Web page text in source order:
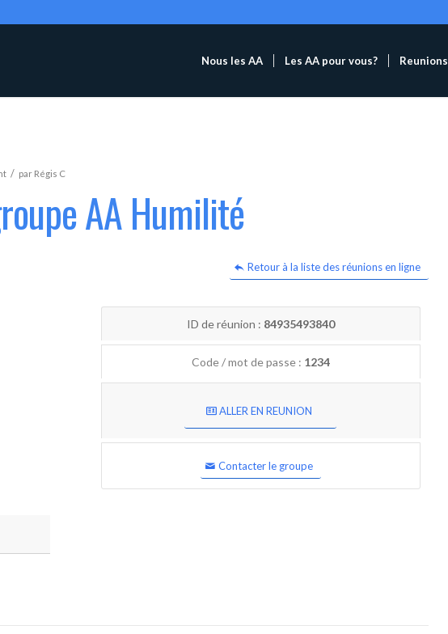
Nous les AA Les AA pour vous? Reunions
/ par Régis C
AA Humilité
Retour à la liste des réunions en ligne
ID de réunion : 84935493840
Code / mot de passe : 1234
ALLER EN REUNION
Contacter le groupe